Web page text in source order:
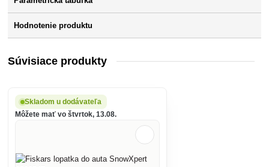
Hodnotenie produktu
Súvisiace produkty
Skladom u dodávateľa
Môžete mať vo štvrtok, 13.08.